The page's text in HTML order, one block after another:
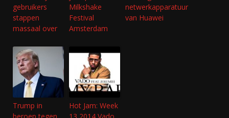
gebruikers
stappen
massaal over
Milkshake
Festival
Amsterdam
netwerkapparatuur
van Huawei
Trump in
beroep tegen
Hot Jam: Week
13 2014 Vado